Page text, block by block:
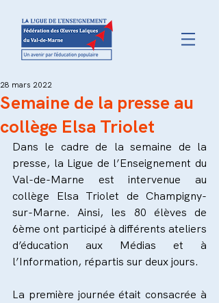
Semaine de la presse au
collège Elsa Triolet
28 mars 2022
Dans le cadre de la semaine de la
presse, la Ligue de l’Enseignement du
Val-de-Marne est intervenue au
collège Elsa Triolet de Champigny-
sur-Marne. Ainsi, les 80 élèves de
6ème ont participé à différents ateliers
d’éducation aux Médias et à
l’Information, répartis sur deux jours.
La première journée était consacrée à